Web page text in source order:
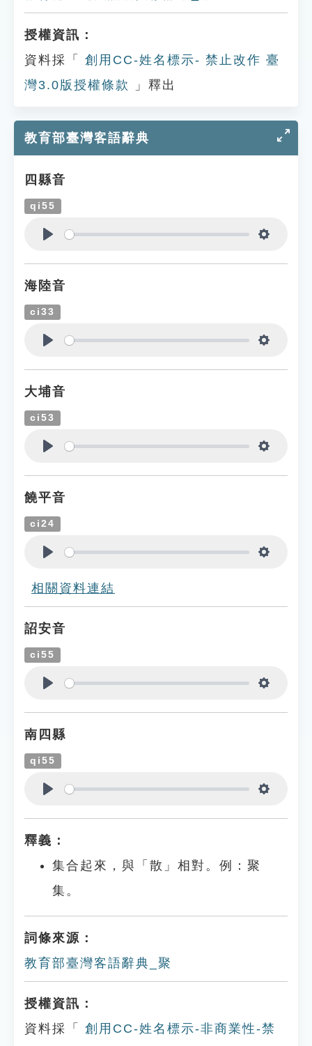
授權資訊：
資料採「
創用CC-姓名標示- 禁止改作 臺
灣3.0版授權條款
」釋出
教育部臺灣客語辭典
四縣音
qi55
海陸音
ci33
大埔音
ci53
饒平音
ci24
相關資料連結
詔安音
ci55
南四縣
qi55
釋義：
集合起來，與「散」相對。例：聚
集。
詞條來源：
教育部臺灣客語辭典_聚
授權資訊：
資料採「
創用CC-姓名標示-非商業性-禁